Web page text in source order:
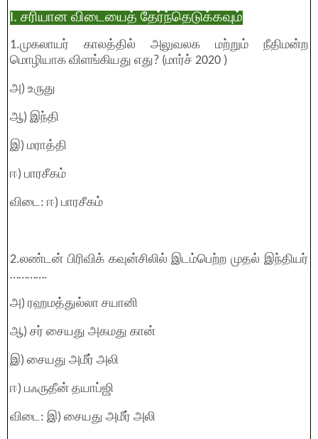
I. சரியான விடையைத் தேர்ந்தெடுக்கவும்
1.முகலாயர் காலத்தில் அலுவலக மற்றும் நீதிமன்ற
மொழியாக விளங்கியது எது? (மார்ச் 2020 )
அ) உருது
ஆ) இந்தி
இ) மராத்தி
ஈ) பாரசீகம்
விடை: ஈ) பாரசீகம்
2.லண்டன் பிரிவிக் கவுன்சிலில் இடம்பெற்ற முதல் இந்தியர்
………….
அ) ரஹமத்துல்லா சயானி
ஆ) சர் சையது அகமது கான்
இ) சையது அமீர் அலி
ஈ) பஃருதீன் தயாப்ஜி
விடை: இ) சையது அமீர் அலி